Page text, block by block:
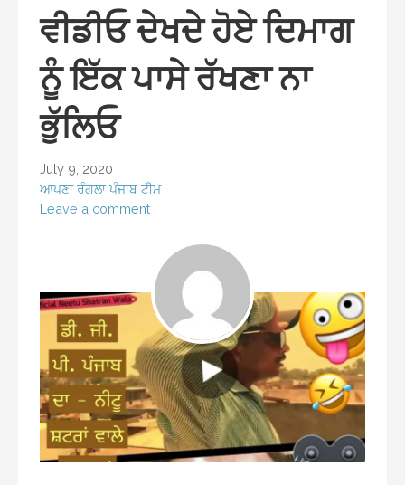
ਵੀਡੀਓ ਦੇਖਦੇ ਹੋਏ ਦਿਮਾਗ
ਨੂੰ ਇੱਕ ਪਾਸੇ ਰੱਖਣਾ ਨਾ
ਭੁੱਲਿਓ
July 9, 2020
ਆਪਣਾ ਰੰਗਲਾ ਪੰਜਾਬ ਟੀਮ
Leave a comment